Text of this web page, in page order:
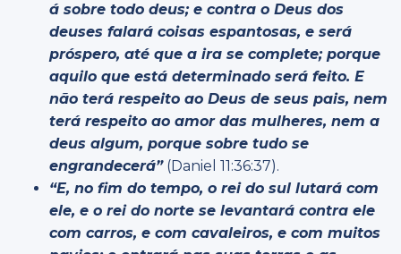
á sobre todo deus; e contra o Deus dos
deuses falará coisas espantosas, e será
próspero, até que a ira se complete; porque
aquilo que está determinado será feito. E
não terá respeito ao Deus de seus pais, nem
terá respeito ao amor das mulheres, nem a
deus algum, porque sobre tudo se
engrandecerá”(Daniel 11:36:37).
“E, no fim do tempo, o rei do sul lutará com
ele, e o rei do norte se levantará contra ele
com carros, e com cavaleiros, e com muitos